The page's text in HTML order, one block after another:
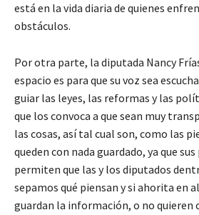
está en la vida diaria de quienes
obstáculos.
Por otra parte, la diputada Nancy
espacio es para que su voz sea
guiar las leyes, las reformas y las
que los convoca a que sean muy
las cosas, así tal cual son, como las
queden con nada guardado, ya que
permiten que las y los diputados
sepamos qué piensan y si ahorita en
guardan la información, o no